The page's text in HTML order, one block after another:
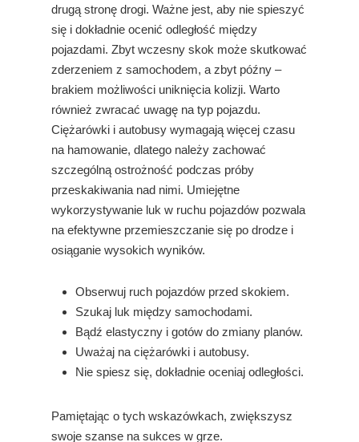
drugą stronę drogi. Ważne jest, aby nie spieszyć
się i dokładnie ocenić odległość między
pojazdami. Zbyt wczesny skok może skutkować
zderzeniem z samochodem, a zbyt późny –
brakiem możliwości uniknięcia kolizji. Warto
również zwracać uwagę na typ pojazdu.
Ciężarówki i autobusy wymagają więcej czasu
na hamowanie, dlatego należy zachować
szczególną ostrożność podczas próby
przeskakiwania nad nimi. Umiejętne
wykorzystywanie luk w ruchu pojazdów pozwala
na efektywne przemieszczanie się po drodze i
osiąganie wysokich wyników.
Obserwuj ruch pojazdów przed skokiem.
Szukaj luk między samochodami.
Bądź elastyczny i gotów do zmiany planów.
Uważaj na ciężarówki i autobusy.
Nie spiesz się, dokładnie oceniaj odległości.
Pamiętając o tych wskazówkach, zwiększysz
swoje szanse na sukces w grze.